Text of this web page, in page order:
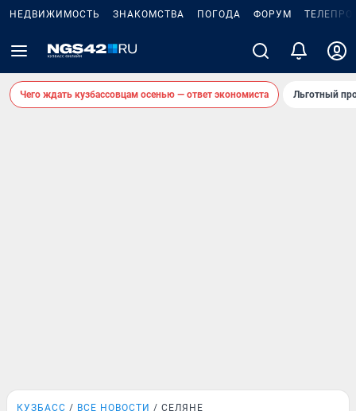
НЕДВИЖИМОСТЬ ЗНАКОМСТВА ПОГОДА ФОРУМ
Чего ждать кузбассовцам осенью — ответ экономиста Льготный
КУЗБАСС ВСЕ НОВОСТИ СЕЛЯНЕ